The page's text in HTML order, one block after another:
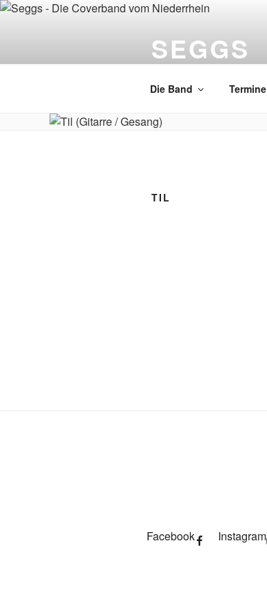
Zum
SEGGS
Die Band Termine
TIL
Facebook Instagram